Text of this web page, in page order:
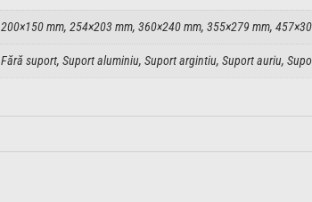
200×150 mm, 254×203 mm, 360×240 mm, 355×279 mm,
Fără suport, Suport aluminiu, Suport argintiu, Suport auriu,